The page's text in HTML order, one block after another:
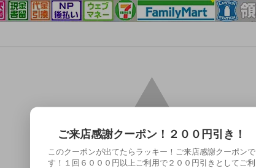
ご来店感謝クーポン！２００円引き！
このクーポンが出てたらラッキー！ご来店感謝クーポンで
す！１回６０００円以上ご利用で２００円引きとしてご利